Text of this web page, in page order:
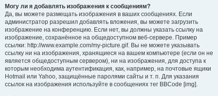
Могу ли я добавлять изображения к сообщениям?
Да, вы можете размещать изображения в ваших сообщениях. Если
администратор разрешил добавлять вложения, вы можете загрузить
изображение на конференцию. Если нет, вы должны указать ссылку на
изображение, сохранённое на общедоступном веб-сервере. Пример
ссылки: http://www.example.com/my-picture.gif. Вы не можете указывать
ссылку ни на изображения, хранящиеся на вашем компьютере (если он не
является общедоступным сервером), ни на изображения, для доступа к
которым необходима аутентификация, как, например, на почтовые ящики
Hotmail или Yahoo, защищённые паролями сайты и т. п. Для указания
ссылок на изображения используйте в сообщениях тег BBCode [img].